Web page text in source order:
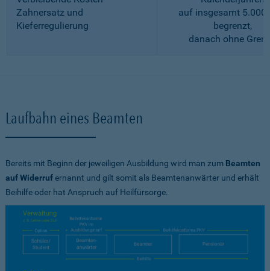
Zahnersatz und
Kieferregulierung
auf insgesamt 5.000
begrenzt,
danach ohne
Laufbahn eines Beamten
Bereits mit Beginn der jeweiligen Ausbildung wird man zum Beamten
auf Widerrufernannt und gilt somit als Beamtenanwärter und erhält
Beihilfe oder hat Anspruch auf Heilfürsorge.